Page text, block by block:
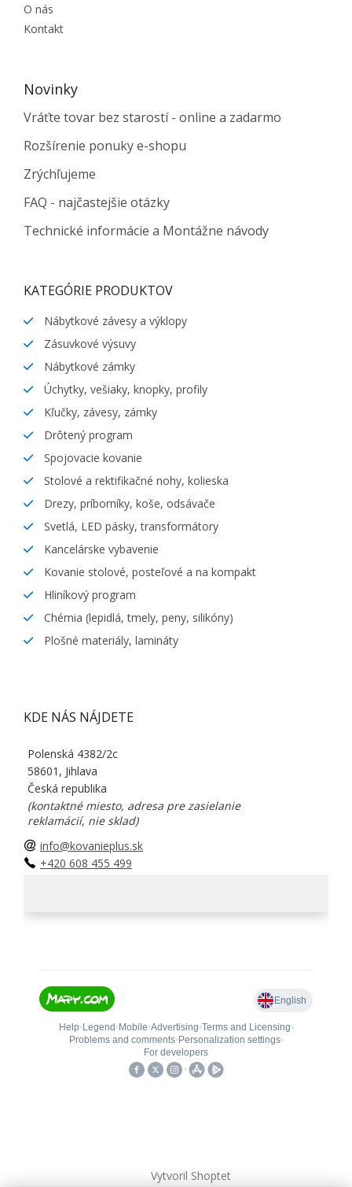
O nás
Kontakt
Novinky
Vráťte tovar bez starostí - online a zadarmo
Rozšírenie ponuky e-shopu
Zrýchľujeme
FAQ - najčastejšie otázky
Technické informácie a Montážne návody
KATEGÓRIE PRODUKTOV
Nábytkové závesy a výklopy
Zásuvkové výsuvy
Nábytkové zámky
Úchytky, vešiaky, knopky, profily
Kľučky, závesy, zámky
Drôtený program
Spojovacie kovanie
Stolové a rektifikačné nohy, kolieska
Drezy, príborníky, koše, odsávače
Svetlá, LED pásky, transformátory
Kancelárske vybavenie
Kovanie stolové, posteľové a na kompakt
Hliníkový program
Chémia (lepidlá, tmely, peny, silikóny)
Plošné materiály, lamináty
KDE NÁS NÁJDETE
Polenská 4382/2c
58601, Jihlava
Česká republika
(kontaktné miesto, adresa pre zasielanie
reklamácií, nie sklad)
info@kovanieplus.sk
+420 608 455 499
Vytvoril Shoptet